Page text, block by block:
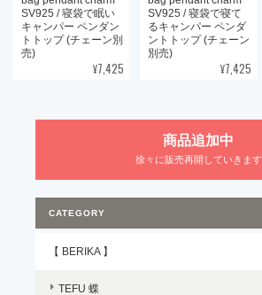
SV925 / 寝袋で眠い
キャンパー ペンダン
トトップ (チェーン別
売)
¥7,425
SV925 / 寝袋で寝て
るキャンパー ペンダ
ントトップ (チェーン
別売)
¥7,425
商品追加中
徐々に販売再開していきます
CATEGORY
【 BERIKA 】
TEFU 蝶